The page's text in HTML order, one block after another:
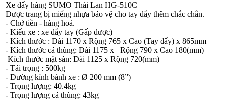
Xe đẩy hàng SUMO Thái Lan HG-510C
Được trang bị miếng nhựa bảo vệ cho tay đẩy thêm chắc chắn.
- Chở tiền - hàng hoá.
- Kiểu xe : xe đẩy tay (Gấp được)
- Kích thước : Dài 1170 x Rộng 765 x Cao (Tay đẩy) x 865mm
- Kích thước cả thùng: Dài 1175 x Rộng 790 x Cao 180(mm)
Kích thước mặt sàn: Dài 1125 x Rộng 720(mm)
- Tải trọng : 500kg
- Đường kính bánh xe : Ø 200 mm (8”)
- Trọng lượng: 40.4kg
- Trọng lượng cả thùng: 43kg